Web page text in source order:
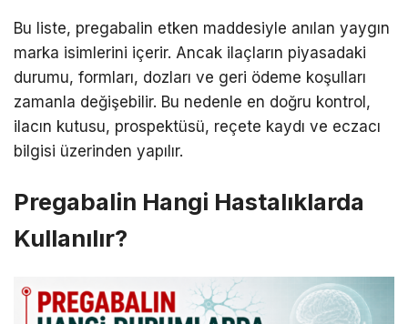
Bu liste, pregabalin etken maddesiyle anılan yaygın
marka isimlerini içerir. Ancak ilaçların piyasadaki
durumu, formları, dozları ve geri ödeme koşulları
zamanla değişebilir. Bu nedenle en doğru kontrol,
ilacın kutusu, prospektüsü, reçete kaydı ve eczacı
bilgisi üzerinden yapılır.
Pregabalin Hangi Hastalıklarda
Kullanılır?